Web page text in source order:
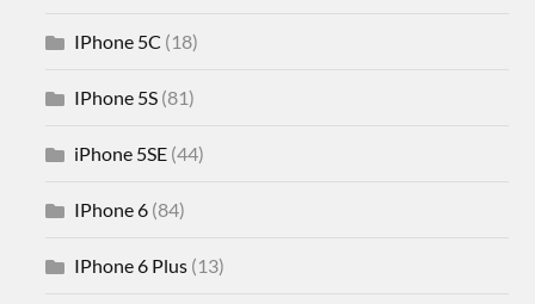
IPhone 5C (18)
IPhone 5S (81)
iPhone 5SE (44)
IPhone 6 (84)
IPhone 6 Plus (13)